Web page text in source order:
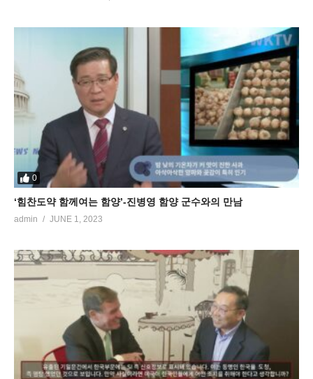
0
‘힘찬도약 함께여는 함양’-진병영 함양 군수와의 만남
admin JUNE 1, 2023